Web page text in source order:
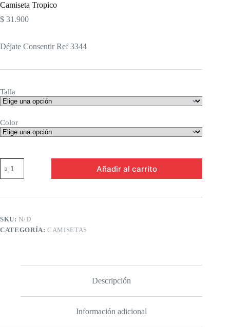
Camiseta Tropico
$ 31.900
Déjate Consentir Ref 3344
Talla
Color
Tropico
cantidad
Añadir al carrito
SKU:N/D
CATEGORÍA:CAMISETAS
Descripción
Información adicional